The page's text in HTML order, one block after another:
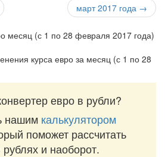
март 2017 года →
курса евро за месяц (с 1 по 28
евро в рубли?
нашим калькулятором
поможет рассчитать
рублях и наоборот.